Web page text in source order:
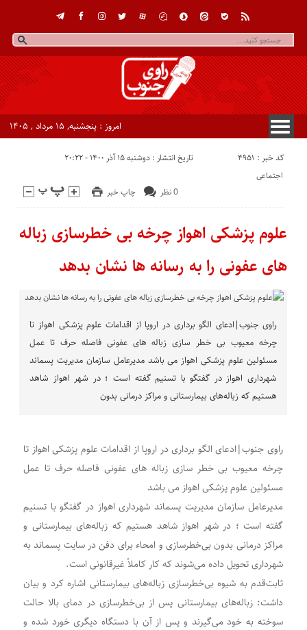
امروز : پنجشنبه, ۱۵ مرداد , ۱۴۰۵
کد خبر : 4951 تاریخ انتشار : دوشنبه ۱۵ آذر ۱۴۰۰ - ۲۰:۲۲
چاپ خبر 0 نظر
اجتماعی
علوم پزشکی اهواز چرخه بی خطرسازی زباله
های عفونی را به رسانه ها نشان بدهد
راوی جنوب|ادعای الگو برداری در اروپا از اقدامات علوم پزشکی اهواز تا
چرخه معیوب بی خطر سازی زباله های عفونی فاصله حرف تا عمل
مسئولین علوم پزشکی اهواز می باشد مدیرعامل سازمان مدیریت پسماند
شهرداری اهواز در گفتگو با تسنیم گفته است ؛ در شهر اهواز شاهد
هستیم که زباله‌های بیمارستانی و مراکز درمانی بدون
راوی جنوب|ادعای الگو برداری در اروپا از اقدامات علوم پزشکی اهواز تا
چرخه معیوب بی خطر سازی زباله های عفونی فاصله حرف تا عمل
مسئولین علوم پزشکی اهواز می باشد
مدیرعامل سازمان مدیریت پسماند شهرداری اهواز در گفتگو با تسنیم
گفته است ؛ در شهر اهواز شاهد هستیم که زباله‌های بیمارستانی و
مراکز درمانی بدون بی‌خطرسازی و امحاء برای دفن در سایت پسماند به
شهرداری تحویل داده می‌شوند که کار کاملاً غیرقانونی است.
ثابت‌قدم به شیوه بی‌خطرسازی زباله‌های بیمارستانی اشاره کرد و بیان
داشت: زباله‌های بیمارستانی پس از بی‌خطرسازی در دمای بالا حالت
سوخته به خود می‌گیرند و پس از آن با دستگاه دیگری خورد شده و